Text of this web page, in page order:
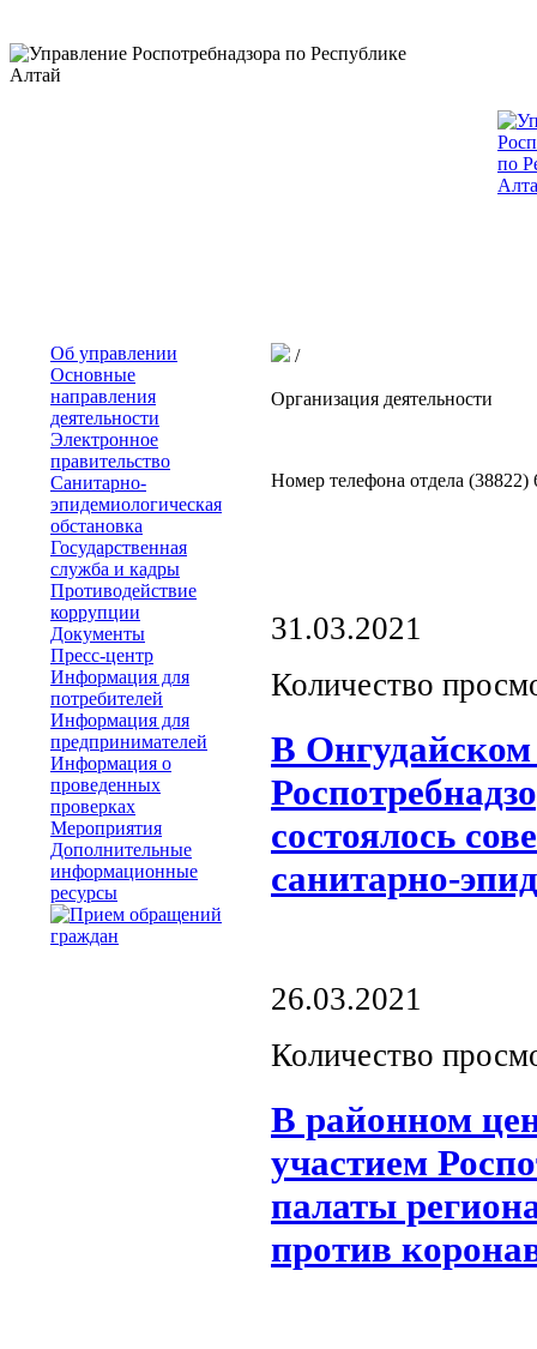
Об управлении
Основные
направления
деятельности
Электронное
правительство
Санитарно-
эпидемиологическая
обстановка
Государственная
служба и кадры
Противодействие
коррупции
Документы
Пресс-центр
Информация для
потребителей
Информация для
предпринимателей
Информация о
проведенных
проверках
Мероприятия
Дополнительные
информационные
ресурсы
/
Организация деятельности
Номер телефона отдела (38822)
31.03.2021
Количество
В Онгудайском
состоялось
санитарно-
26.03.2021
Количество
В районном
участием
палаты
против